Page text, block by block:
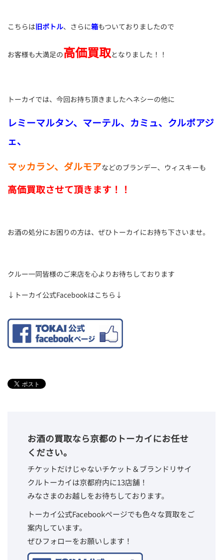
こちらは旧ボトル、さらに箱もついておりましたので
お客様も大満足の高価買取となりました！！
トーカイでは、今回お持ち頂きましたヘネシーの他に
レミーマルタン、マーテル、カミュ、クルボアジ
ェ、
マッカラン、ダルモアなどのブランデー、ウィスキーも
高価買取させて頂きます！！
お酒の処分にお困りの方は、ぜひトーカイにお持ち下さいませ。
クルー一同皆様のご来店を心よりお待ちしております
↓トーカイ公式Facebookはこちら↓
お酒の買取なら京都のトーカイにお任せ
ください。
チケットだけじゃないチケット＆ブランドリサイ
クルトーカイは京都府内に13店舗！
みなさまのお越しをお待ちしております。
トーカイ公式Facebookページでも色々な買取をご
案内しています。
ぜひフォローをお願いします！